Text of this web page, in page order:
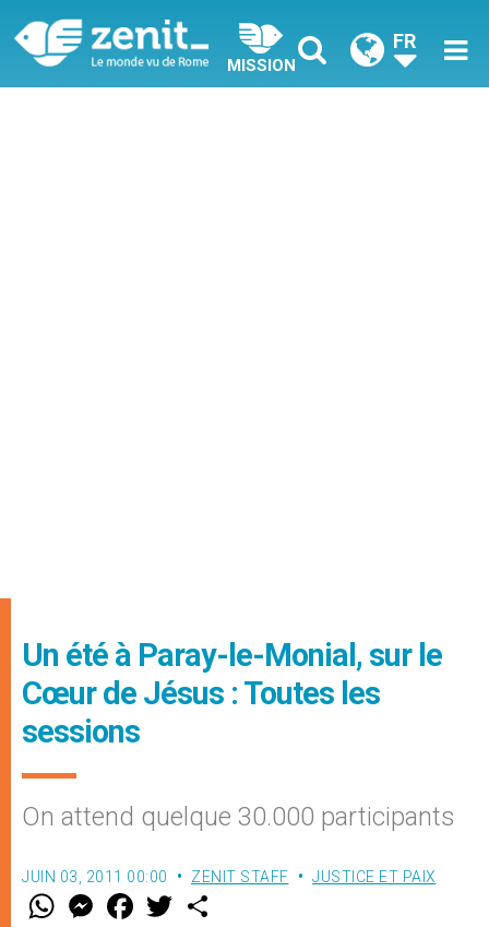
MISSION
FR
Un été à Paray-le-Monial, sur le
Cœur de Jésus : Toutes les
sessions
On attend quelque 30.000 participants
JUIN 03, 2011 00:00 ZENIT STAFF JUSTICE ET PAIX
W M
e
F
a w